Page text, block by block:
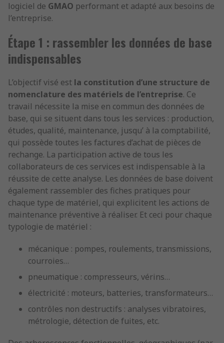
logiciel de GMAO performant et adapté aux besoins de
l’entreprise.
Étape 1 : rassembler les données de base
indispensables
L’objectif visé est la constitution d’une structure de
nomenclature des matériels de l’entreprise. Ce
travail nécessite la mise en commun des données de
base, qui se situent dans tous les services : production,
études, qualité, maintenance, jusqu’ à la comptabilité,
qui possède toutes les factures d’achat de pièces de
rechange. La participation active de tous les
collaborateurs de ces services est indispensable à la
réussite de cette analyse. Les données de base doivent
également rassembler des fiches pratiques pour
chaque type de matériel, qui explicitent les actions de
maintenance préventive à réaliser. Et ceci pour chaque
typologie de matériel :
mécanique : pompes, roulements, transmissions,
courroies…
pneumatique : compresseurs, vérins…
électricité : moteurs, batteries, transformateurs…
contrôles non destructifs : analyses vibratoires,
métrologie, détection de fuites, etc.